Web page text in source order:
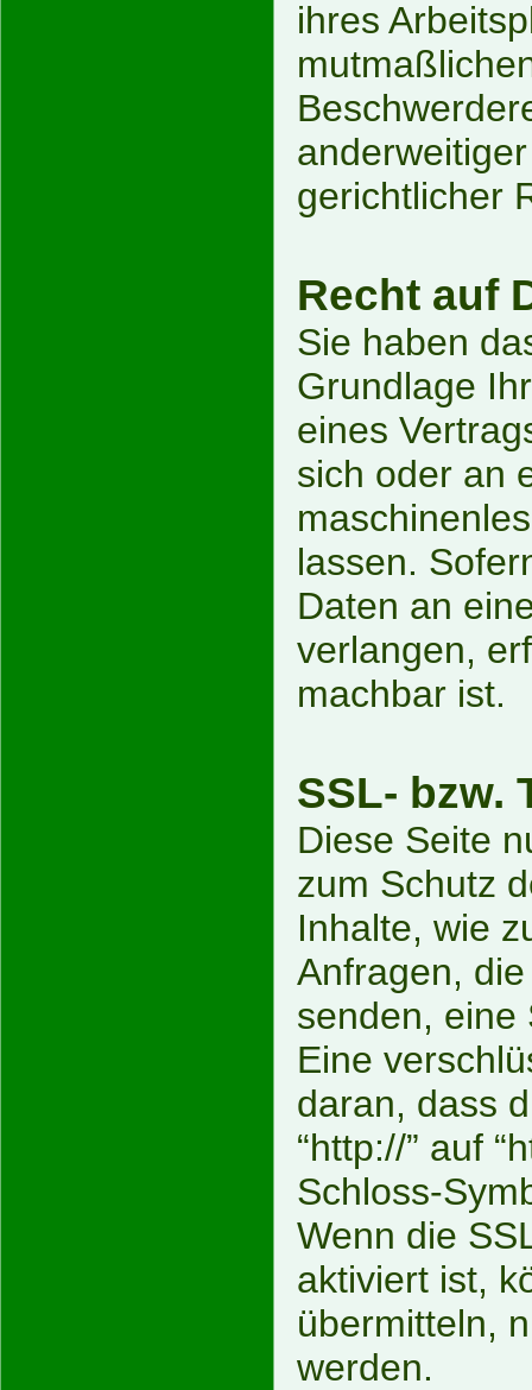
ihres
gerichtlicher
Recht auf
Sie haben
Grundlage
eines
sich oder an
lassen.
Daten an
verlangen,
machbar ist.
SSL- bzw.
Diese Seite
zum Schutz
Inhalte, wie
Anfragen,
senden, eine
Eine
daran, dass
“http://” auf
Schloss-
Wenn die
aktiviert ist,
übermitteln,
werden.